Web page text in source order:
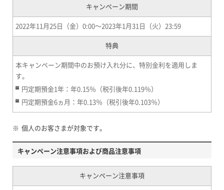
キャンペーン期間
2022年11月25日（金）0:00～2023年1月31日（火）23:59
特典
本キャンペーン期間中のお預け入れ分に、特別金利を適用しま
す。
円定期預金1年：年0.15％（税引後年0.119％）
円定期預金6ヵ月：年0.13％（税引後年0.103％）
※ 個人のお客さまが対象です。
キャンペーン注意事項および商品注意事項
キャンペーン注意事項